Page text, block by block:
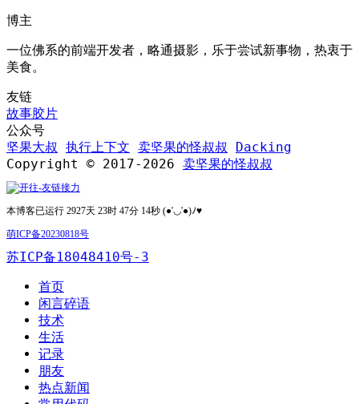
博主
一位佛系的前端开发者，略通摄影，乐于尝试新事物，热衷于
美食。
友链
故事胶片
公众号
坚果大叔 执行上下文 卖坚果的怪叔叔
Dacking
Copyright © 2017-2026 卖坚果的怪叔叔
本博客已运行 2927天 23时 47分 14秒 (●'◡'●)ﾉ♥
萌ICP备20230818号
苏ICP备18048410号-3
首页
闲言碎语
技术
生活
记录
朋友
热点新闻